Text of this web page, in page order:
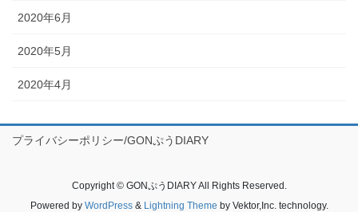
2020年6月
2020年5月
2020年4月
プライバシーポリシー/GONぷうDIARY
Copyright © GONぷうDIARY All Rights Reserved.
Powered by WordPress& Lightning Theme by Vektor,Inc. technology.